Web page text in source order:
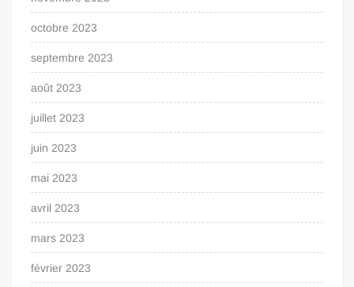
octobre 2023
septembre 2023
août 2023
juillet 2023
juin 2023
mai 2023
avril 2023
mars 2023
février 2023